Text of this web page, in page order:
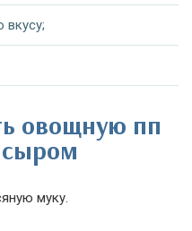
овощную пп
сыром
муку.